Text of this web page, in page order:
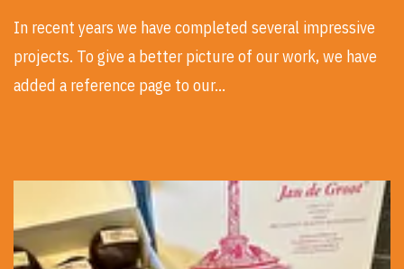
In recent years we have completed several impressive
projects. To give a better picture of our work, we have
added a reference page to our…